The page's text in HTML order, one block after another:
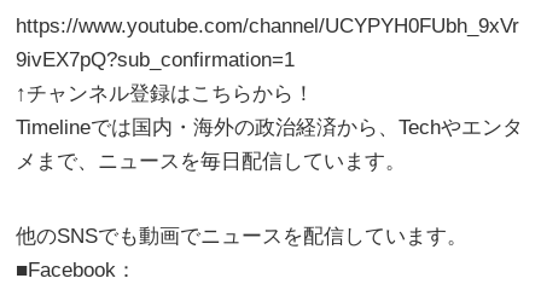
https://www.youtube.com/channel/UCYPYH0FUbh_9xVr
9ivEX7pQ?sub_confirmation=1
↑チャンネル登録はこちらから！
Timelineでは国内・海外の政治経済から、Techやエンタ
メまで、ニュースを毎日配信しています。
他のSNSでも動画でニュースを配信しています。
■Facebook：